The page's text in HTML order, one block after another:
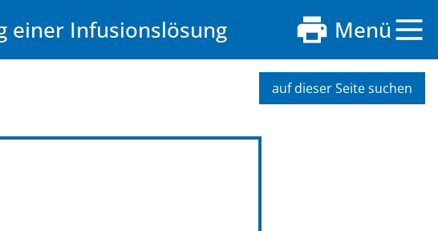
einer Infusionslösung Menü
auf dieser Seite suchen